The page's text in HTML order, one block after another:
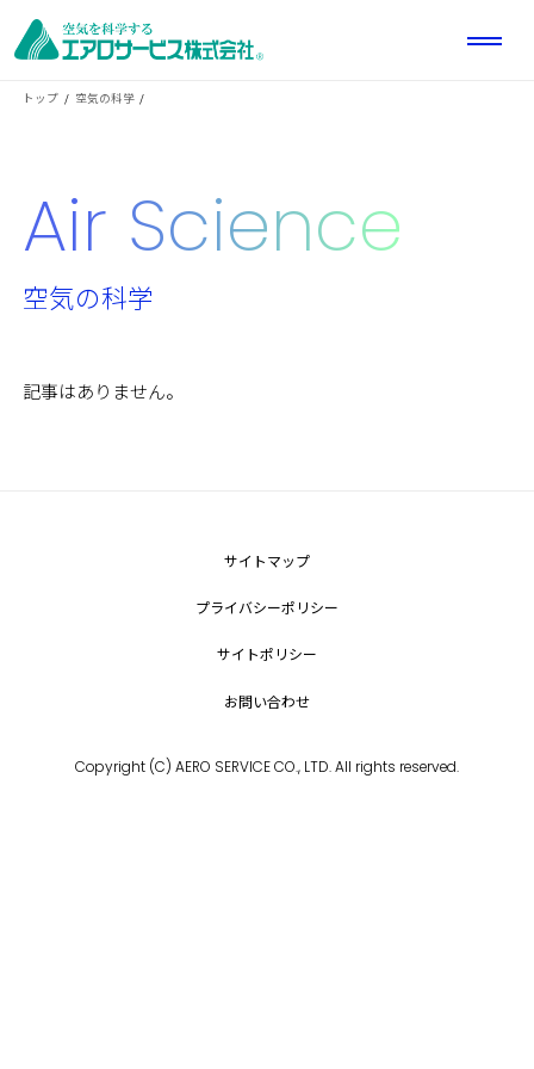
トップ 空気の科学
Air Science
空気の科学
記事はありません。
サイトマップ
プライバシーポリシー
サイトポリシー
お問い合わせ
Copyright (C) AERO SERVICE CO., LTD. All rights reserved.